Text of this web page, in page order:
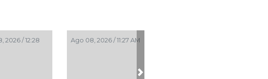
2026 / 12:28
Ago 08, 2026 / 11:27 AM
Next